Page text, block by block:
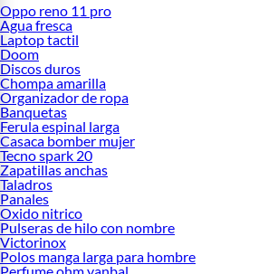
Oppo reno 11 pro
Agua fresca
Laptop tactil
Doom
Discos duros
Chompa amarilla
Organizador de ropa
Banquetas
Ferula espinal larga
Casaca bomber mujer
Tecno spark 20
Zapatillas anchas
Taladros
Panales
Oxido nitrico
Pulseras de hilo con nombre
Victorinox
Polos manga larga para hombre